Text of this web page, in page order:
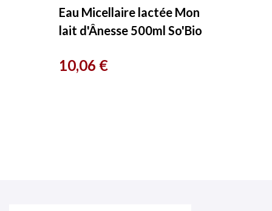
Eau Micellaire lactée Mon
lait d'Ânesse 500ml So'Bio
Prix
10,06 €